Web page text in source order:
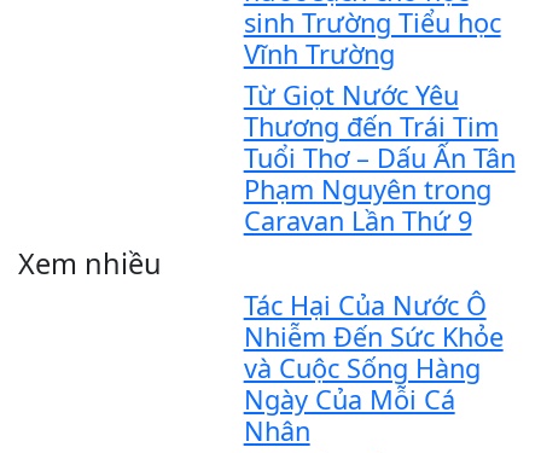
sinh Trường Tiểu học
Vĩnh Trường
Từ Giọt Nước Yêu
Thương đến Trái Tim
Tuổi Thơ – Dấu Ấn Tân
Phạm Nguyên trong
Caravan Lần Thứ 9
Xem nhiều
Tác Hại Của Nước Ô
Nhiễm Đến Sức Khỏe
và Cuộc Sống Hàng
Ngày Của Mỗi Cá
Nhân